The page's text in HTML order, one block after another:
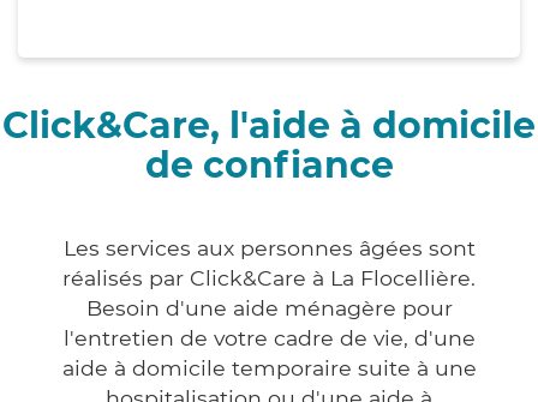
Click&Care, l'aide à domicile
de confiance
Les services aux personnes âgées sont
réalisés par Click&Care à La Flocellière.
Besoin d'une aide ménagère pour
l'entretien de votre cadre de vie, d'une
aide à domicile temporaire suite à une